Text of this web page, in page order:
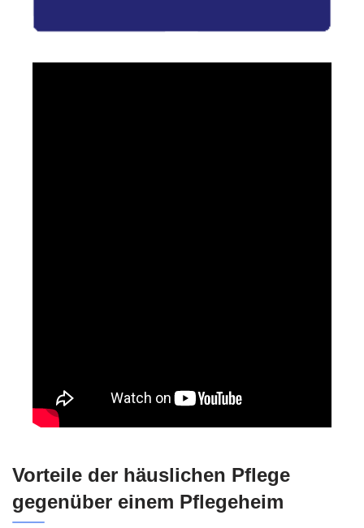
Vorteile der häuslichen Pflege
gegenüber einem Pflegeheim